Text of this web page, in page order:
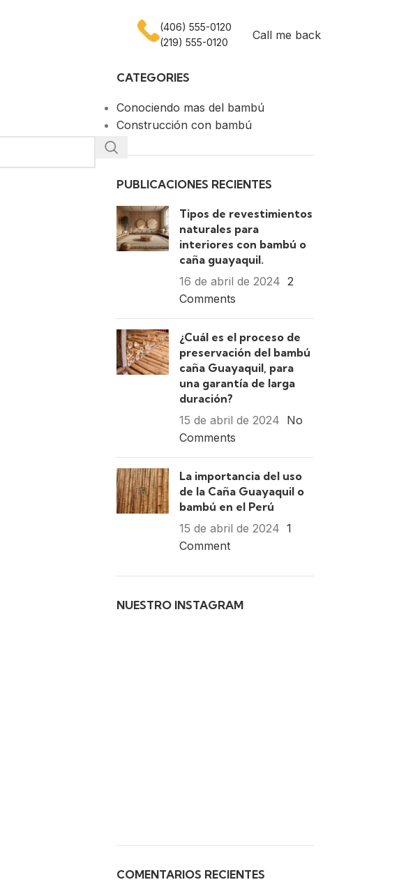
(406) 555-0120
(219) 555-0120
Call me back
CATEGORIES
Conociendo mas del bambú
Construcción con bambú
PUBLICACIONES RECIENTES
Tipos de revestimientos
naturales para
interiores con bambú o
caña guayaquil.
16 de abril de 2024 2
Comments
¿Cuál es el proceso de
preservación del bambú
caña Guayaquil, para
una garantía de larga
duración?
15 de abril de 2024 No
Comments
La importancia del uso
de la Caña Guayaquil o
bambú en el Perú
15 de abril de 2024 1
Comment
NUESTRO INSTAGRAM
COMENTARIOS RECIENTES